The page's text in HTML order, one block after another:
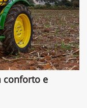
conforto e